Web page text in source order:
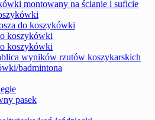
montowany na ścianie i suficie
do koszykówki
koszykówki
koszykówki
wyników rzutów koszykarskich
badmintona
pasek